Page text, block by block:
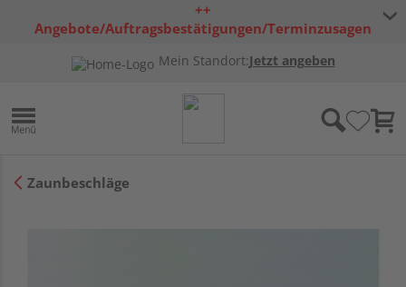
++
Angebote/Auftragsbestätigungen/Terminzusagen
Mein Standort:Jetzt angeben
Zaunbeschläge